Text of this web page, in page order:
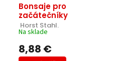
Bonsaje pro
začátečníky
Horst Stahl.
Na sklade
8,88 €